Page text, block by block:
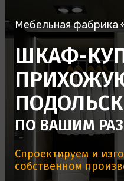
Мебельная
ШКАФ-
ПО ВАШИМ
Спроектируем и
собственном